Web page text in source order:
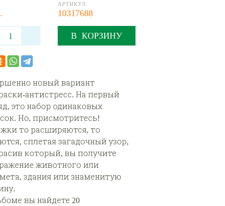
АРТИКУЛ:
10317688
В КОРЗИНУ
новый вариант
антистресс. На первый
это набор одинаковых
Но, присмотритесь!
то расширяются, то
сплетая загадочный узор,
который, вы получите
животного или
здания или знаменитую
вы найдете 20